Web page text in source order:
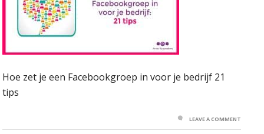
Hoe zet je een Facebookgroep in voor je bedrijf 21
tips
LEAVE A COMMENT